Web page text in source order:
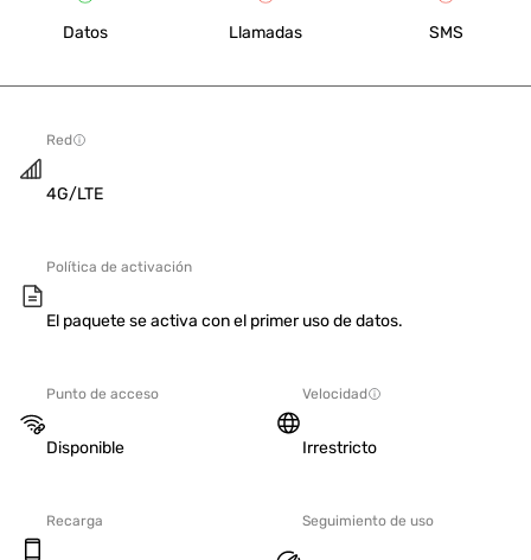
Datos Llamadas SMS
Red
4G/LTE
Política de activación
El paquete se activa con el primer uso de datos.
Punto de acceso
Disponible
Velocidad
Irrestricto
Recarga Seguimiento de uso